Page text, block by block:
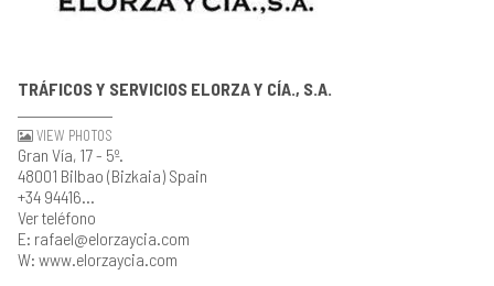
TRÁFICOS Y SERVICIOS ELORZA Y CÍA., S.A.
VIEW PHOTOS
Gran Vía, 17 - 5º.
48001 Bilbao (Bizkaia) Spain
+34 94416...
Ver teléfono
E: rafael@elorzaycia.com
W: www.elorzaycia.com